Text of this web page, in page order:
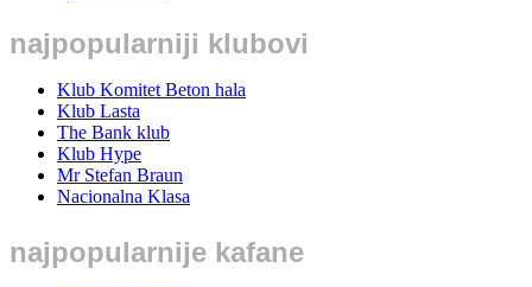
najpopularniji klubovi
Klub Komitet Beton hala
Klub Lasta
The Bank klub
Klub Hype
Mr Stefan Braun
Nacionalna Klasa
najpopularnije kafane